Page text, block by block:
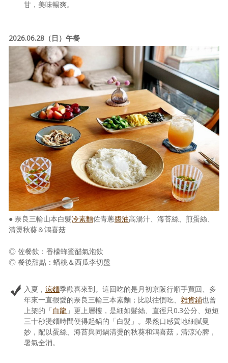
甘，美味暢爽。
2026.06.28（日）午餐
● 奈良三輪山本白髮冷素麵佐青蔥醬油高湯汁、海苔絲、煎蛋絲、
清燙秋葵＆鴻喜菇
◎ 佐餐飲：香檬蜂蜜醋氣泡飲
◎ 餐後甜點：蟠桃＆西瓜李切盤
入夏， 涼麵季歡喜來到。這回吃的是月初京阪行順手買回、多
年來一直很愛的奈良三輪三本素麵；比以往慣吃、 雜貨鋪也曾
上架的「白龍 」更上層樓，是細如髮絲、直徑只0.3公分、短短
三十秒燙麵時間便得起鍋的「白髮」。果然口感質地細膩曼
妙，配以蛋絲、海苔與同鍋清燙的秋葵和鴻喜菇，清涼沁脾，
暑氣全消。